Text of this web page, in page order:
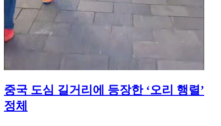
중국 도심 길거리에 등장한 ‘오리 행렬’
정체